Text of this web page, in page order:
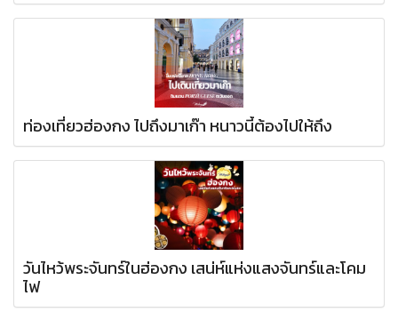
ท่องเที่ยวฮ่องกง ไปถึงมาเก๊า หนาวนี้ต้องไปให้ถึง
วันไหว้พระจันทร์ในฮ่องกง เสน่ห์แห่งแสงจันทร์และโคม
ไฟ